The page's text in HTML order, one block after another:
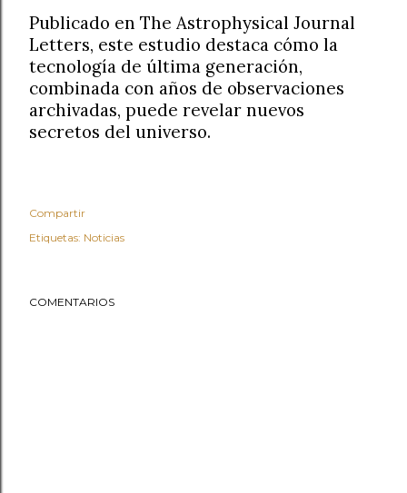
Publicado en The Astrophysical Journal
Letters, este estudio destaca cómo la
tecnología de última generación,
combinada con años de observaciones
archivadas, puede revelar nuevos
secretos del universo.
Compartir
Etiquetas: Noticias
COMENTARIOS